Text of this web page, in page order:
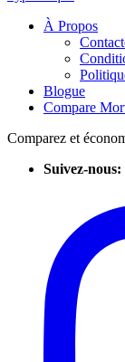
À Propos
Blogue
Compare
Comparez et
Suivez-nous: